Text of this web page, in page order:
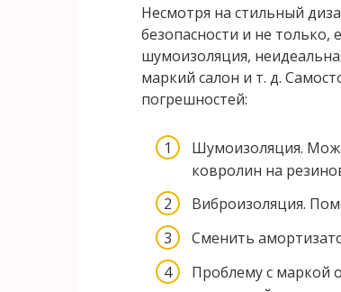
Несмотря на стильный
безопасности и не только,
шумоизоляция,
маркий салон и т. д.
погрешностей:
Шумоизоляция.
ковролин на
Виброизоляция.
Сменить
Проблему с